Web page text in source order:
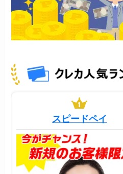
スピードペイ